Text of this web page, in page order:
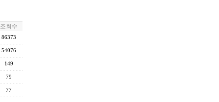
조회수
86373
54076
149
79
77